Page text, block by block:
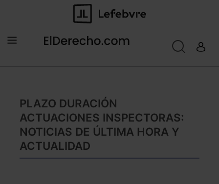
PLAZO DURACIÓN
ACTUACIONES INSPECTORAS:
NOTICIAS DE ÚLTIMA HORA Y
ACTUALIDAD